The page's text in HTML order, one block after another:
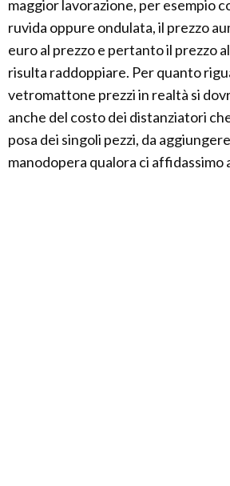
maggior lavorazione, per esempio
ruvida oppure ondulata, il prezzo
euro al prezzo e pertanto il prezzo
risulta raddoppiare. Per quanto
vetromattone prezzi in realtà si
anche del costo dei distanziatori
posa dei singoli pezzi, da
manodopera qualora ci affidassimo